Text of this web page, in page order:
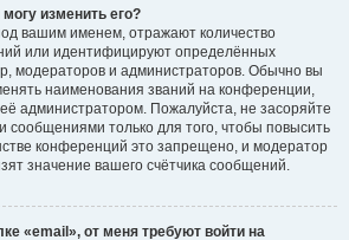
могу изменить его?
вашим именем, отражают количество
или идентифицируют определённых
модераторов и администраторов. Обычно вы
наименования званий на конференции,
администратором. Пожалуйста, не засоряйте
только для того, чтобы повысить
конференций это запрещено, и модератор
значение вашего счётчика сообщений.
«email», от меня требуют войти на